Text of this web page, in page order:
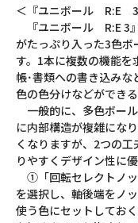
＜『ユニボール R:E 3
『ユニボール R:E 3
がたっぷり入った3色
す。1本に複数の機能
帳･書類への書き込み
色の色分けなどができる
一般的に、多色ボー
に内部構造が複雑にな
くなりますが、2つの
りやすくデザイン性に
①「回転セレクトノッ
を選択し、軸後端をノ
使う色にセットしてお